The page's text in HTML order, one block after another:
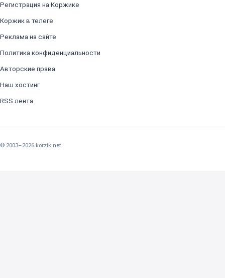
Регистрация на Коржике
Коржик в телеге
Реклама на сайте
Политика конфиденциальности
Авторские права
Наш хостинг
RSS лента
© 2003–2026 korzik.net